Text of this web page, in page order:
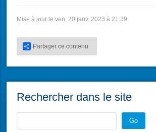
Mise à jour le ven. 20 janv. 2023 à 21:39
Partager ce contenu
Rechercher dans le site
Go